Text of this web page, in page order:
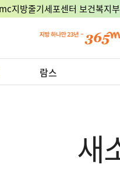
지방줄기세포센터 보건복지
람스
새